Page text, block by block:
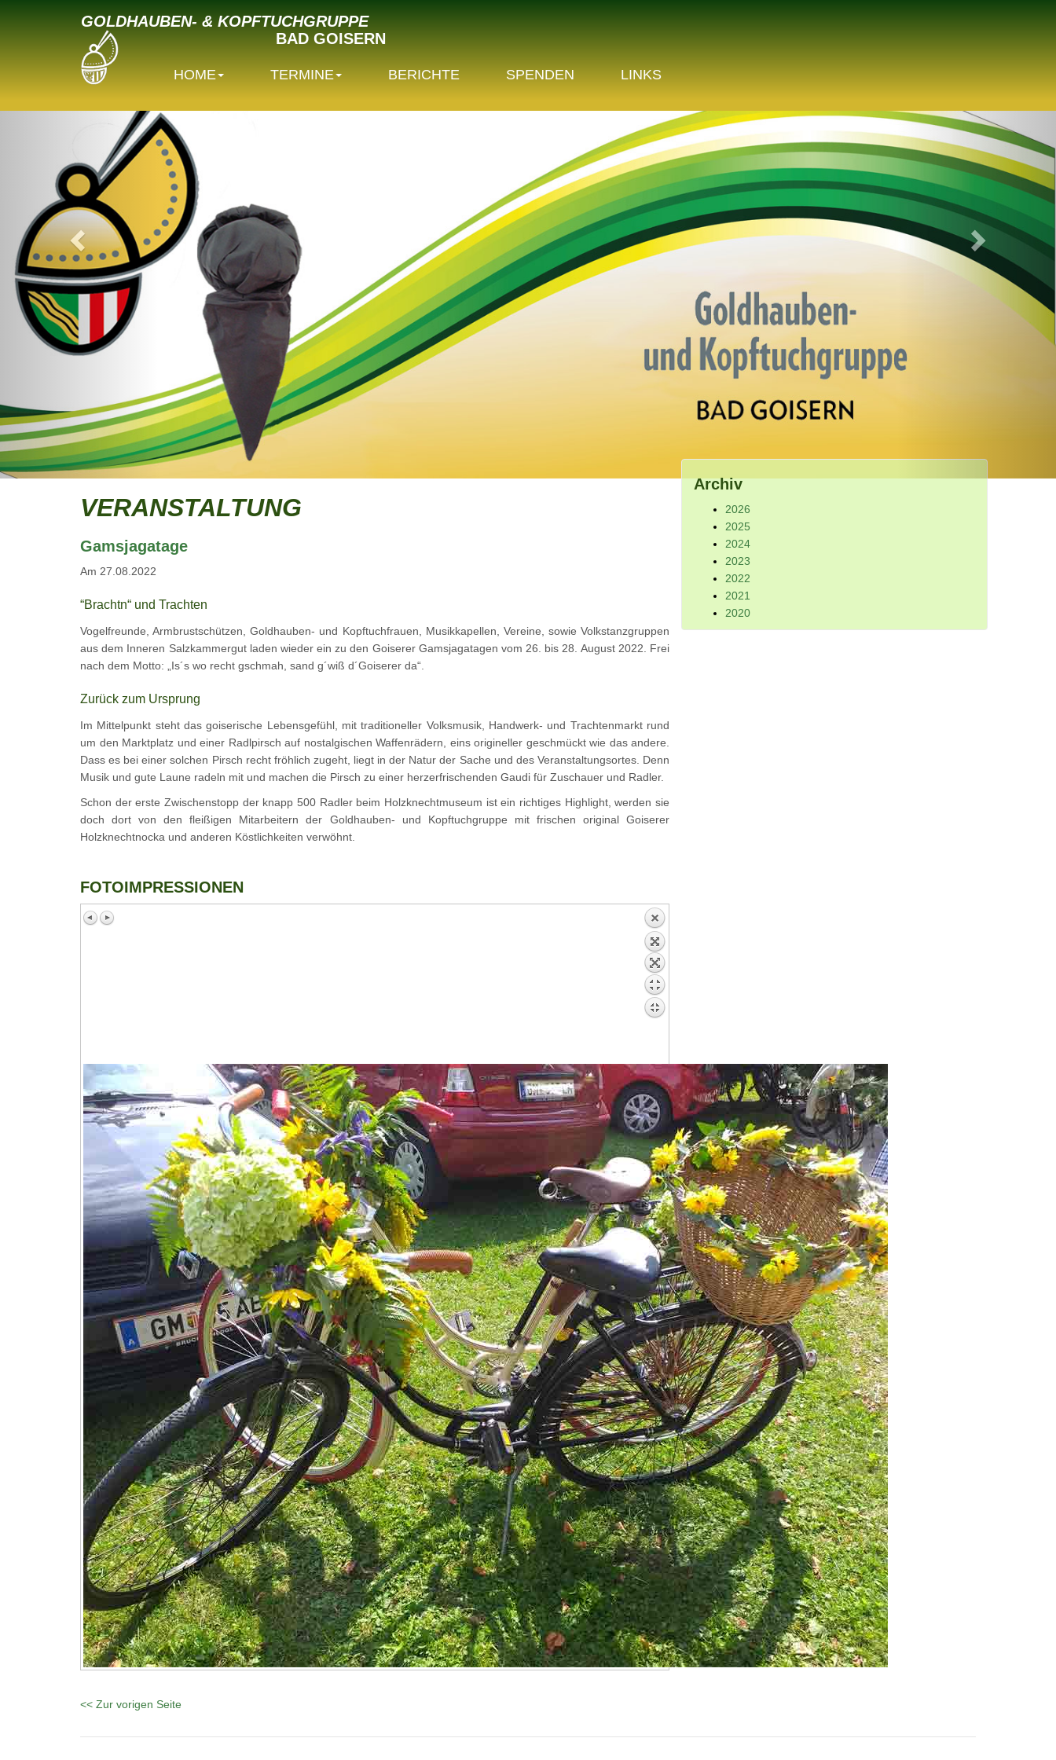
GOLDHAUBEN- & KOPFTUCHGRUPPE
BAD GOISERN
HOME TERMINE BERICHTE SPENDEN LINKS
VERANSTALTUNG
Gamsjagatage
Am 27.08.2022
“Brachtn“ und Trachten
Vogelfreunde, Armbrustschützen, Goldhauben- und Kopftuchfrauen, Musikkapellen, Vereine, sowie Volkstanzgruppen
aus dem Inneren Salzkammergut laden wieder ein zu den Goiserer Gamsjagatagen vom 26. bis 28. August 2022. Frei
nach dem Motto: „Is´s wo recht gschmah, sand g´wiß d´Goiserer da“.
Zurück zum Ursprung
Im Mittelpunkt steht das goiserische Lebensgefühl, mit traditioneller Volksmusik, Handwerk- und Trachtenmarkt rund
um den Marktplatz und einer Radlpirsch auf nostalgischen Waffenrädern, eins origineller geschmückt wie das andere.
Dass es bei einer solchen Pirsch recht fröhlich zugeht, liegt in der Natur der Sache und des Veranstaltungsortes. Denn
Musik und gute Laune radeln mit und machen die Pirsch zu einer herzerfrischenden Gaudi für Zuschauer und Radler.
Schon der erste Zwischenstopp der knapp 500 Radler beim Holzknechtmuseum ist ein richtiges Highlight, werden sie
doch dort von den fleißigen Mitarbeitern der Goldhauben- und Kopftuchgruppe mit frischen original Goiserer
Holzknechtnocka und anderen Köstlichkeiten verwöhnt.
FOTOIMPRESSIONEN
<< Zur vorigen Seite
Archiv
2026
2025
2024
2023
2022
2021
2020